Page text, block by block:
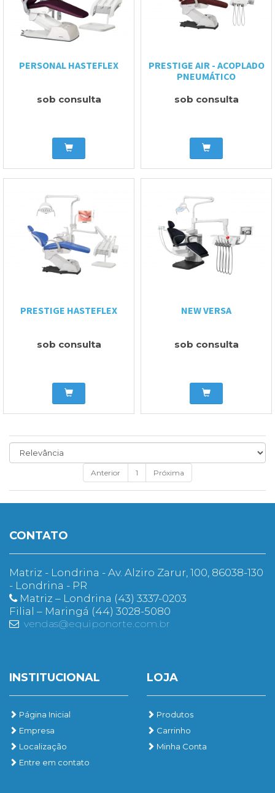
PERSONAL HASTEFLEX
sob consulta
PRESTIGE AIR - ACOPLADO
PNEUMÁTICO
sob consulta
PRESTIGE HASTEFLEX
sob consulta
NEW VERSA
sob consulta
Anterior 1 Próxima
CONTATO
Matriz - Londrina - Av. Alziro Zarur, 100, 86038-130
- Londrina - PR
Matriz – Londrina (43) 3337-0203
Filial – Maringá (44) 3028-5080
vendas@equiponorte.com.br
INSTITUCIONAL
Página Inicial
Empresa
Localização
Entre em contato
LOJA
Produtos
Carrinho
Minha Conta